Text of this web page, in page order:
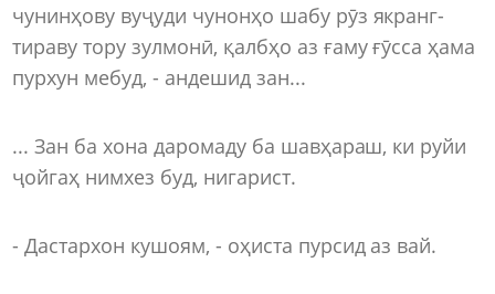
чунинҳову вуҷуди чунонҳо шабу рӯз якранг-
тираву тору зулмонӣ, қалбҳо аз ғаму ғӯсса ҳама
пурхун мебуд, - андешид зан...
... Зан ба хона даромаду ба шавҳараш, ки руйи
ҷойгаҳ нимхез буд, нигарист.
- Дастархон кушоям, - оҳиста пурсид аз вай.